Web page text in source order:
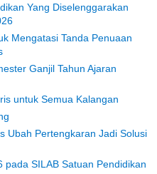
Yang Diselenggarakan
Mengatasi Tanda Penuaan
Ganjil Tahun Ajaran
untuk Semua Kalangan
Ubah Pertengkaran Jadi Solusi
pada SILAB Satuan Pendidikan